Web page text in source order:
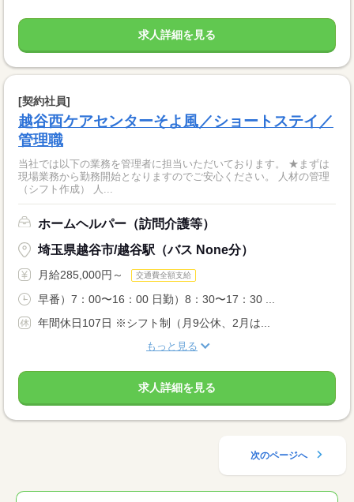
求人詳細を見る
[契約社員]
越谷西ケアセンターそよ風／ショートステイ／
管理職
当社では以下の業務を管理者に担当いただいております。 ★まずは
現場業務から勤務開始となりますのでご安心ください。 人材の管理
（シフト作成） 人...
ホームヘルパー（訪問介護等）
埼玉県越谷市/越谷駅（バス None分）
月給285,000円～ 交通費全額支給
早番）7：00〜16：00 日勤）8：30〜17：30 ...
年間休日107日 ※シフト制（月9公休、2月は...
もっと見る
求人詳細を見る
次のページへ